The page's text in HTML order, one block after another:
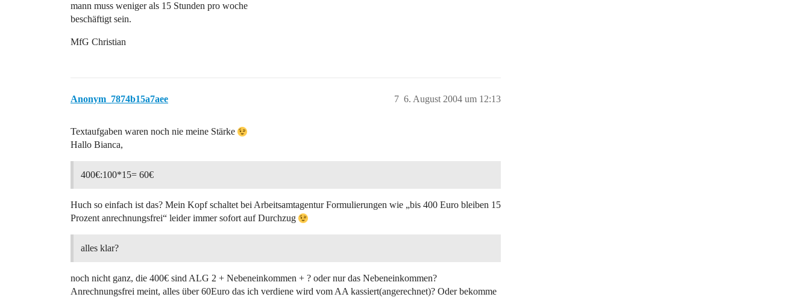
mann muss weniger als 15 Stunden pro woche
beschäftigt sein.
MfG Christian
Anonym_7874b15a7aee 6. August 2004 um 12:13
7
Textaufgaben waren noch nie meine Stärke
Hallo Bianca,
400€:100*15= 60€
Huch so einfach ist das? Mein Kopf schaltet bei Arbeitsamtagentur Formulierungen wie „bis 400 Euro bleiben 15
Prozent anrechnungsfrei“ leider immer sofort auf Durchzug
alles klar?
noch nicht ganz, die 400€ sind ALG 2 + Nebeneinkommen + ? oder nur das Nebeneinkommen?
Anrechnungsfrei meint, alles über 60Euro das ich verdiene wird vom AA kassiert(angerechnet)? Oder bekomme